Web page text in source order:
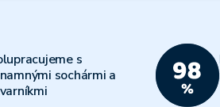
s
sochármi a